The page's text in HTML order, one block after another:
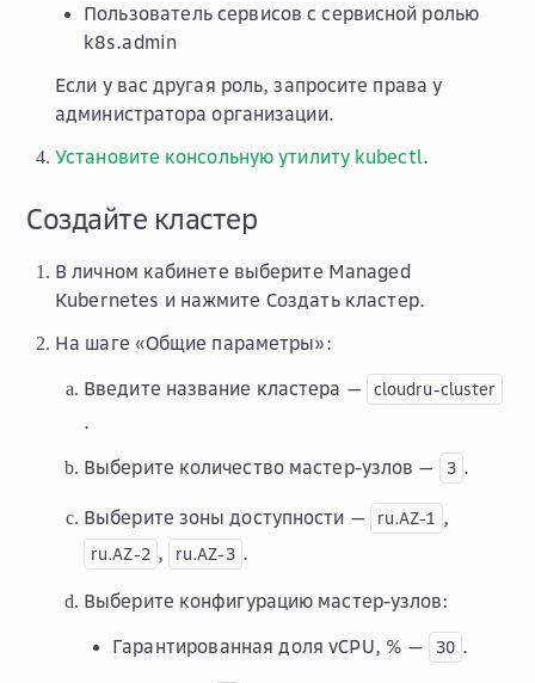
Пользователь сервисов с сервисной ролью
k8s.admin
Если у вас другая роль, запросите права у
администратора организации.
Установите консольную утилиту kubectl.
Создайте кластер
В личном кабинете выберите Managed
Kubernetes и нажмите Создать кластер.
На шаге «Общие параметры»:
Введите название кластера —
cloudru-cluster
.
Выберите количество мастер-узлов —
3 .
Выберите зоны доступности — ru.AZ-1 ,
ru.AZ-2 , ru.AZ-3 .
Выберите конфигурацию мастер-узлов:
Гарантированная доля vCPU, % — 30 .